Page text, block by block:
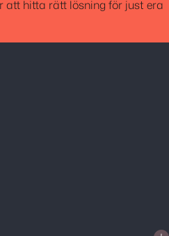
att hitta rätt lösning för just era